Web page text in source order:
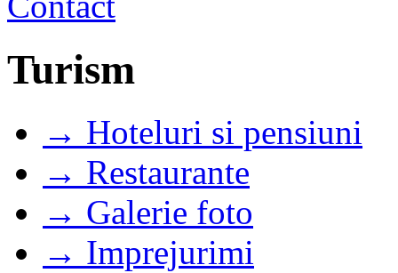
Turism
→ Hoteluri si pensiuni
→ Restaurante
→ Galerie foto
→ Imprejurimi